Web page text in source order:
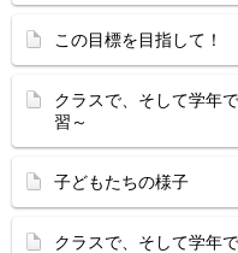
この目標を目指して
クラスで、そして学
習～
子どもたちの様子
クラスで、そして学